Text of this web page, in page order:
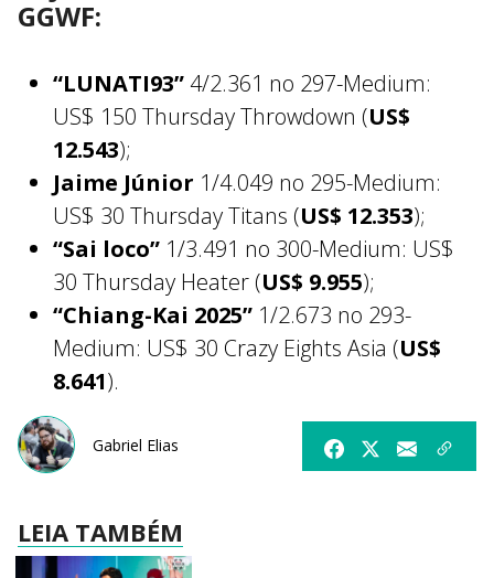
GGWF:
“LUNATI93” 4/2.361 no 297-Medium:
US$ 150 Thursday Throwdown (US$
12.543);
Jaime Júnior 1/4.049 no 295-Medium:
US$ 30 Thursday Titans (US$ 12.353);
“Sai loco” 1/3.491 no 300-Medium: US$
30 Thursday Heater (US$ 9.955);
“Chiang-Kai 2025” 1/2.673 no 293-
Medium: US$ 30 Crazy Eights Asia (US$
8.641).
Gabriel Elias
LEIA TAMBÉM